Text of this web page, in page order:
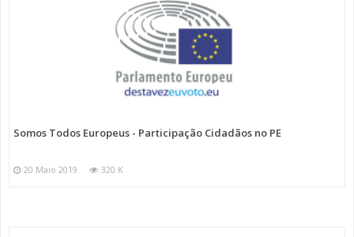
Somos Todos Europeus - Participação Cidadãos no PE
20 Maio 2019 320 K